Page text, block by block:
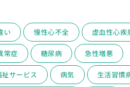
い 慢性心不全 虚血性心疾
常症 糖尿病 急性増悪
祉サービス 病気 生活習慣